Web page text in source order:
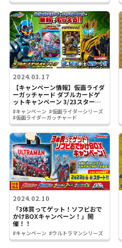
2024.03.17
【キャンペーン情報】仮面ライダ
ーガッチャード ダブルカードゲ
ットキャンペーン 3/23スター
ト！
#キャンペーン #仮面ライダーシリーズ
#仮面ライダーガッチャード
2024.02.10
「3体買ってゲット！ソフビおで
かけBOXキャンペーン！」開
催！！
#キャンペーン #ウルトラマンシリーズ